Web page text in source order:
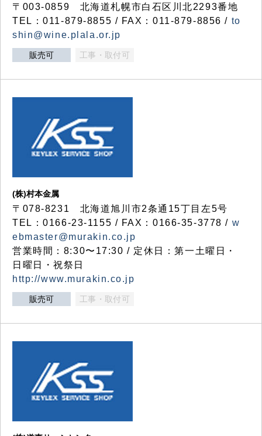
〒003-0859 北海道札幌市白石区川北2293番地
TEL：011-879-8855 / FAX：011-879-8856 / to
shin@wine.plala.or.jp
販売可 工事・取付可
(株)村本金属
〒078-8231 北海道旭川市2条通15丁目左5号
TEL：0166-23-1155 / FAX：0166-35-3778 / w
ebmaster@murakin.co.jp
営業時間：8:30〜17:30 / 定休日：第一土曜日・
日曜日・祝祭日
http://www.murakin.co.jp
販売可 工事・取付可